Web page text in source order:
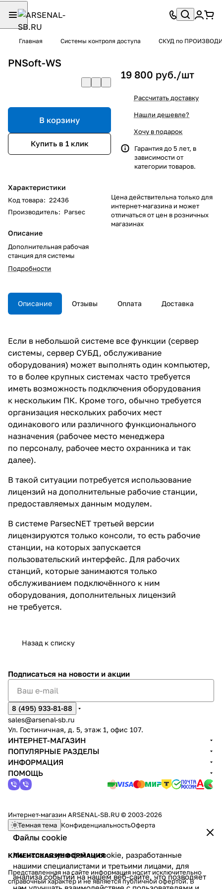
Главная Системы контроля доступа СКУД по
PNSoft-WS
В корзину
Купить в 1 клик
Характеристики
Код товара: 22436
Производитель: Parsec
Описание
Дополнительная рабочая
станция для системы
Подробности
19 800 руб./шт
Рассчитать доставку
Нашли дешевле?
Хочу в подарок
Гарантия до 5 лет, в
зависимости от
категории товаров.
Цена действительна только для
интернет-магазина и может
отличаться от цен в розничных
магазинах
Описание Отзывы Оплата Доставка
Если в небольшой системе все функции (сервер
системы, сервер СУБД, обслуживание
оборудования) может выполнять один компьютер,
то в более крупных системах часто требуется
иметь возможность подключения оборудования
к нескольким ПК. Кроме того, обычно требуется
организация нескольких рабочих мест
одинакового или различного функционального
назначения (рабочее место менеджера
по персоналу, рабочее место охранника и так
далее).
В такой ситуации потребуется использование
лицензий на дополнительные рабочие станции,
предоставляемых данным модулем.
В системе ParsecNET третьей версии
лицензируются только консоли, то есть рабочие
станции, на которых запускается
пользовательский интерфейс. Для рабочих
станций, которые занимаются только
обслуживанием подключённого к ним
оборудования, дополнительных лицензий
не требуется.
Назад к списку
Файлы cookie
Мы используем файлы cookie, разработанные
нашими специалистами и третьими лицами, для
анализа событий на нашем веб-сайте, что позволяет
Подписаться на новости и акции
8 (495) 933-81-88
sales@arsenal-sb.ru
Ул. Гостиничная, д. 5, этаж 1, офис 107.
ИНТЕРНЕТ-МАГАЗИН
ПОПУЛЯРНЫЕ РАЗДЕЛЫ
ИНФОРМАЦИЯ
ПОМОЩЬ
Интернет-магазин ARSENAL-SB.RU © 2003-2026
Темная тема КонфиденциальностьОферта
КЛИЕНТСКАЯ ИНФОРМАЦИЯ
Представленная на сайте информация носит исключительно
справочный характер и не является публичной офертой. В